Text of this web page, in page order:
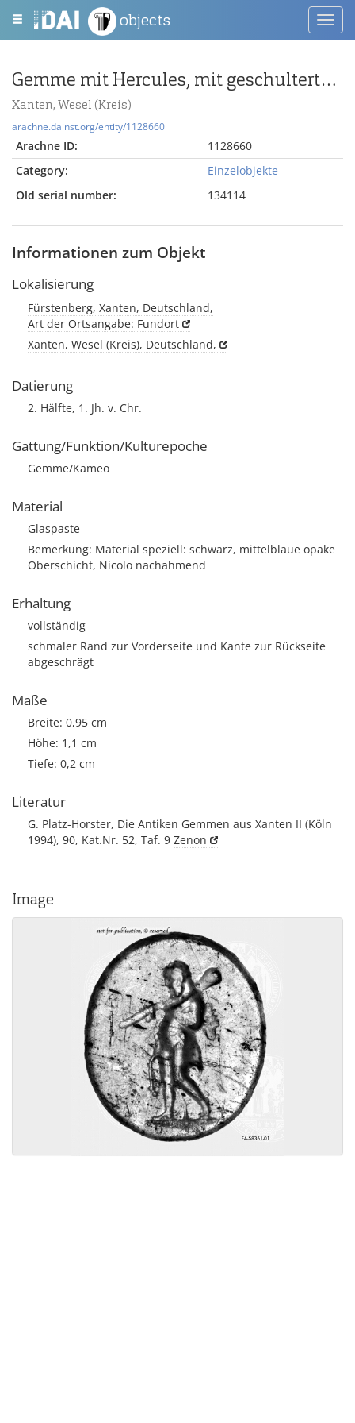
objects
Gemme mit Hercules, mit geschulterter Keule
Xanten, Wesel (Kreis)
arachne.dainst.org/entity/1128660
Arachne ID:
1128660
Category:
Einzelobjekte
Old serial number:
134114
Informationen zum Objekt
Lokalisierung
Fürstenberg, Xanten, Deutschland,
Art der Ortsangabe: Fundort
Xanten, Wesel (Kreis), Deutschland,
Datierung
2. Hälfte, 1. Jh. v. Chr.
Gattung/Funktion/Kulturepoche
Gemme/Kameo
Material
Glaspaste
Bemerkung: Material speziell: schwarz, mittelblaue opake
Oberschicht, Nicolo nachahmend
Erhaltung
vollständig
schmaler Rand zur Vorderseite und Kante zur Rückseite
abgeschrägt
Maße
Breite: 0,95 cm
Höhe: 1,1 cm
Tiefe: 0,2 cm
Literatur
G. Platz-Horster, Die Antiken Gemmen aus Xanten II (Köln
1994), 90, Kat.Nr. 52, Taf. 9 Zenon
Image